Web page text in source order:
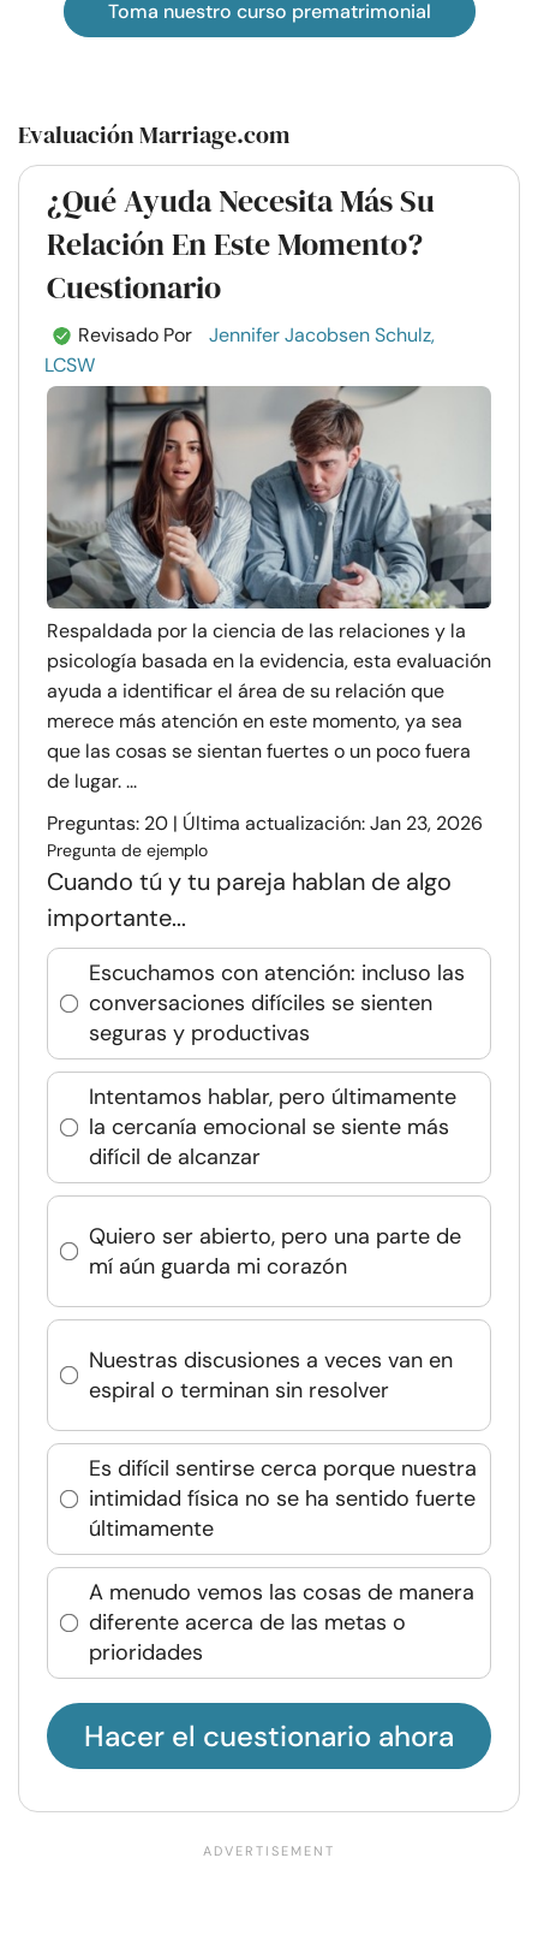
Toma nuestro curso prematrimonial
Evaluación Marriage.com
¿Qué Ayuda Necesita Más Su
Relación En Este Momento?
Cuestionario
Revisado Por
Jennifer Jacobsen Schulz,
LCSW
Respaldada por la ciencia de las relaciones y la
psicología basada en la evidencia, esta evaluación
ayuda a identificar el área de su relación que
merece más atención en este momento, ya sea
que las cosas se sientan fuertes o un poco fuera
de lugar. ...
Preguntas: 20 | Última actualización: Jan 23, 2026
Pregunta de ejemplo
Cuando tú y tu pareja hablan de algo
importante...
Escuchamos con atención: incluso las
conversaciones difíciles se sienten
seguras y productivas
Intentamos hablar, pero últimamente
la cercanía emocional se siente más
difícil de alcanzar
Quiero ser abierto, pero una parte de
mí aún guarda mi corazón
Nuestras discusiones a veces van en
espiral o terminan sin resolver
Es difícil sentirse cerca porque nuestra
intimidad física no se ha sentido fuerte
últimamente
A menudo vemos las cosas de manera
diferente acerca de las metas o
prioridades
Hacer el cuestionario ahora